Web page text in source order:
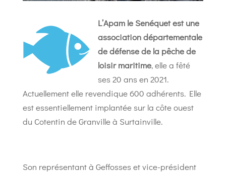
L’Apam le Senéquet est une
association départementale
de défense de la pêche de
loisir maritime, elle a fêté
ses 20 ans en 2021.
Actuellement elle revendique 600 adhérents. Elle
est essentiellement implantée sur la côte ouest
du Cotentin de Granville à Surtainville.
Son représentant à Geffosses et vice-président